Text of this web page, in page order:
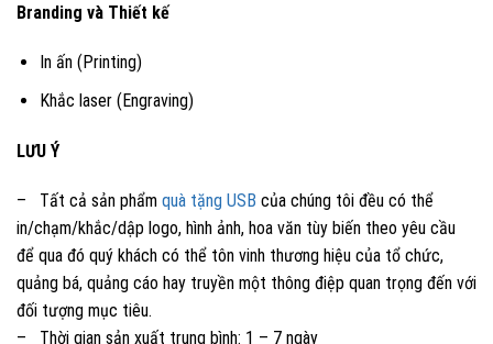
Branding và Thiết kế
In ấn (Printing)
Khắc laser (Engraving)
LƯU Ý
– Tất cả sản phẩm quà tặng USB của chúng tôi đều có thể
in/chạm/khắc/dập logo, hình ảnh, hoa văn tùy biến theo yêu cầu
để qua đó quý khách có thể tôn vinh thương hiệu của tổ chức,
quảng bá, quảng cáo hay truyền một thông điệp quan trọng đến với
đối tượng mục tiêu.
– Thời gian sản xuất trung bình: 1 – 7 ngày